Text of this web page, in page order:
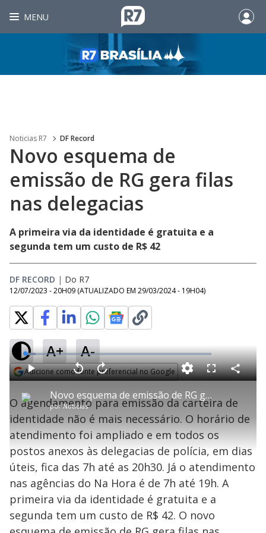
MENU
Noticias R7 DF Record
Novo esquema de
emissão de RG gera filas
nas delegacias
A primeira via da identidade é gratuita e a
segunda tem um custo de R$ 42
DF RECORD | Do R7
12/07/2023 - 20H09 (ATUALIZADO EM 29/03/2024 - 19H04)
A+ A-
Adicione como fonte preferencial no Google
P
l
a
y
Novo esquema de emissão de RG gera filas nas delegacias
por Notícias
P V
t
a
r
0
e
g
n
d
s
A
n
ç
a
1
s
e
u
n
o
s
M
u
L
o
a
d
e
5
.
7
1
%
F
s
c
e
n
C
o
a
r
O agendamento para emissão da carteira de
identidade não é mais necessário. O horário de
atendimento foi ampliado e em todos os
postos anexos às delegacias de polícia, em dias
úteis, fica das 7h até as 20h30. Já o atendimento
nas agências do Na Hora é de 7h até 19h. A
primeira via da identidade é gratuita e a
segunda tem um custo de R$ 42. O novo